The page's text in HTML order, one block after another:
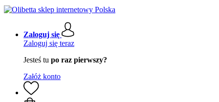
Zaloguj się
Zaloguj się teraz
Jesteś tu po raz pierwszy?
Załóż konto